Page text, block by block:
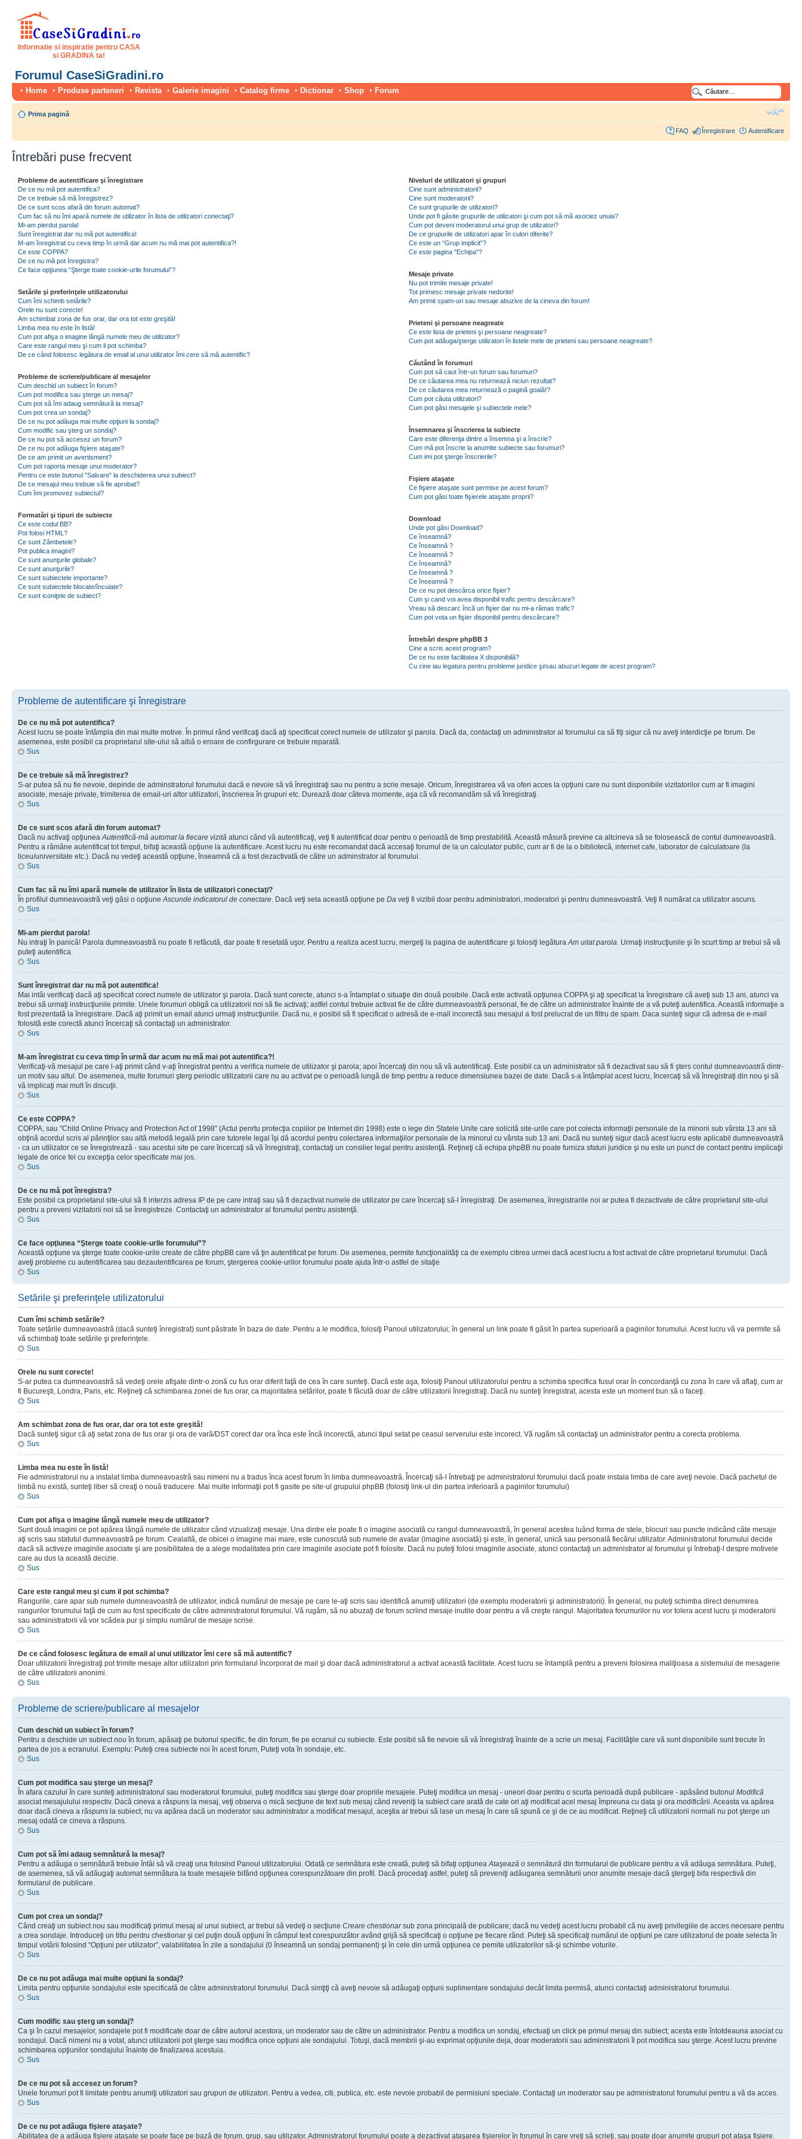
Informatie si inspiratie pentru CASA
si GRADINA ta!
Forumul CaseSiGradini.ro
Home Produse parteneri Revista Galerie imagini Catalog firme Dictionar Shop Forum
Prima pagină
FAQ Înregistrare Autentificare
Întrebări puse frecvent
Probleme de autentificare şi înregistrare
De ce nu mă pot autentifica?
De ce trebuie să mă înregistrez?
De ce sunt scos afară din forum automat?
Cum fac să nu îmi apară numele de utilizator în lista de utilizatori conectaţi?
Mi-am pierdut parola!
Sunt înregistrat dar nu mă pot autentifica!
M-am înregistrat cu ceva timp în urmă dar acum nu mă mai pot autentifica?!
Ce este COPPA?
De ce nu mă pot înregistra?
Ce face opţiunea “Şterge toate cookie-urile forumului”?
Setările şi preferinţele utilizatorului
Cum îmi schimb setările?
Orele nu sunt corecte!
Am schimbat zona de fus orar, dar ora tot este greşită!
Limba mea nu este în listă!
Cum pot afişa o imagine lângă numele meu de utilizator?
Care este rangul meu şi cum il pot schimba?
De ce când folosesc legătura de email al unui utilizator îmi cere să mă autentific?
Probleme de scriere/publicare al mesajelor
Cum deschid un subiect în forum?
Cum pot modifica sau şterge un mesaj?
Cum pot să îmi adaug semnătură la mesaj?
Cum pot crea un sondaj?
De ce nu pot adăuga mai multe opţiuni la sondaj?
Cum modific sau şterg un sondaj?
De ce nu pot să accesez un forum?
De ce nu pot adăuga fişiere ataşate?
De ce am primit un avertisment?
Cum pot raporta mesaje unui moderator?
Pentru ce este butonul "Salvare" la deschiderea unui subiect?
De ce mesajul meu trebuie să fie aprobat?
Cum îmi promovez subiectul?
Formatări şi tipuri de subiecte
Ce este codul BB?
Pot folosi HTML?
Ce sunt Zâmbetele?
Pot publica imagini?
Ce sunt anunţurile globale?
Ce sunt anunţurile?
Ce sunt subiectele importante?
Ce sunt subiectele blocate/încuiate?
Ce sunt iconiţele de subiect?
Niveluri de utilizatori şi grupuri
Cine sunt administratorii?
Cine sunt moderatorii?
Ce sunt grupurile de utilizatori?
Unde pot fi găsite grupurile de utilizatori şi cum pot să mă asociez unuia?
Cum pot deveni moderatorul unui grup de utilizatori?
De ce grupurile de utilizatori apar în culori diferite?
Ce este un “Grup implicit”?
Ce este pagina "Echipa"?
Mesaje private
Nu pot trimite mesaje private!
Tot primesc mesaje private nedorite!
Am primit spam-uri sau mesaje abuzive de la cineva din forum!
Prieteni şi persoane neagreate
Ce este lista de prieteni şi persoane neagreate?
Cum pot adăuga/şterge utilizatori în listele mele de prieteni sau persoane neagreate?
Căutând în forumuri
Cum pot să caut într-un forum sau forumuri?
De ce căutarea mea nu returnează niciun rezultat?
De ce căutarea mea returnează o pagină goală!?
Cum pot căuta utilizatori?
Cum pot găsi mesajele şi subiectele mele?
Însemnarea şi înscrierea la subiecte
Care este diferenţa dintre a însemna şi a înscrie?
Cum mă pot înscrie la anumite subiecte sau forumuri?
Cum imi pot şterge înscrierile?
Fişiere ataşate
Ce fişiere ataşate sunt permise pe acest forum?
Cum pot găsi toate fişierele ataşate proprii?
Download
Unde pot găsi Download?
Ce înseamnă?
Ce înseamnă ?
Ce înseamnă ?
Ce înseamnă?
Ce înseamnă ?
Ce înseamnă ?
De ce nu pot descărca orice fişier?
Cum şi cand voi avea disponibil trafic pentru descărcare?
Vreau să descarc încă un fişier dar nu mi-a rămas trafic?
Cum pot vota un fişier disponibil pentru descărcare?
Întrebări despre phpBB 3
Cine a scris acest program?
De ce nu este facilitatea X disponibilă?
Cu cine iau legatura pentru probleme juridice şi/sau abuzuri legate de acest program?
Probleme de autentificare şi înregistrare
De ce nu mă pot autentifica?
Acest lucru se poate întâmpla din mai multe motive. În primul rând verificaţi dacă aţi specificat corect numele de utilizator şi parola. Dacă da, contactaţi un administrator al forumului ca să fiţi sigur că nu aveţi interdicţie pe forum. De
asemenea, este posibil ca proprietarul site-ului să aibă o eroare de confirgurare ce trebuie reparată.
Sus
De ce trebuie să mă înregistrez?
S-ar putea să nu fie nevoie, depinde de adminstratorul forumului dacă e nevoie să vă înregistraţi sau nu pentru a scrie mesaje. Oricum, înregistrarea vă va oferi acces la opţiuni care nu sunt disponibile vizitatorilor cum ar fi imagini
asociate, mesaje private, trimiterea de email-uri altor utilizatori, înscrierea în grupuri etc. Durează doar câteva momente, aşa că vă recomandăm să vă înregistraţi.
Sus
De ce sunt scos afară din forum automat?
Dacă nu activaţi opţiuneaAutentifică-mă automat la fiecare vizită atunci când vă autentificaţi, veţi fi autentificat doar pentru o perioadă de timp prestabilită. Această măsură previne ca altcineva să se folosească de contul dumneavoastră.
Pentru a rămâne autentificat tot timpul, bifaţi această opţiune la autentificare. Acest lucru nu este recomandat dacă accesaţi forumul de la un calculator public, cum ar fi de la o bibliotecă, internet cafe, laborator de calculatoare (la
liceu/universitate etc.). Dacă nu vedeţi această opţiune, înseamnă că a fost dezactivată de către un adminstrator al forumului.
Sus
Cum fac să nu îmi apară numele de utilizator în lista de utilizatori conectaţi?
În profilul dumneavoastră veţi găsi o opţiuneAscunde indicatorul de conectare. Dacă veţi seta această opţiune pe Da veţi fi vizibil doar pentru administratori, moderatori şi pentru dumneavoastră. Veţi fi numărat ca utilizator ascuns.
Sus
Mi-am pierdut parola!
Nu intraţi în panică! Parola dumneavoastră nu poate fi refăcută, dar poate fi resetată uşor. Pentru a realiza acest lucru, mergeţi la pagina de autentificare şi folosiţi legăturaAm uitat parola. Urmaţi instrucţiunile şi în scurt timp ar trebui să vă
puteţi autentifica.
Sus
Sunt înregistrat dar nu mă pot autentifica!
Mai intâi verificaţi dacă aţi specificat corect numele de utilizator şi parola. Dacă sunt corecte, atunci s-a întamplat o situaţie din două posibile. Dacă este activată opţiunea COPPA şi aţi specificat la înregistrare că aveţi sub 13 ani, atunci va
trebui să urmaţi instrucţiunile primite. Unele forumuri obligă ca utilizatorii noi să fie activaţi; astfel contul trebuie activat fie de către dumneavoastră personal, fie de către un administrator înainte de a vă puteţi autentifica. Această informaţie a
fost prezentată la înregistrare. Dacă aţi primit un email atunci urmaţi instrucţiunile. Dacă nu, e posibil să fi specificat o adresă de e-mail incorectă sau mesajul a fost prelucrat de un filtru de spam. Daca sunteţi sigur că adresa de e-mail
folosită este corectă atunci încercaţi să contactaţi un administrator.
Sus
M-am înregistrat cu ceva timp în urmă dar acum nu mă mai pot autentifica?!
Verificaţi-vă mesajul pe care l-aţi primit când v-aţi înregistrat pentru a verifica numele de utilizator şi parola; apoi încercaţi din nou să vă autentificaţi. Este posibil ca un administrator să fi dezactivat sau să fi şters contul dumneavoastră dintr-
un motiv sau altul. De asemenea, multe forumuri şterg periodic utilizatorii care nu au activat pe o perioadă lungă de timp pentru a reduce dimensiunea bazei de date. Dacă s-a întâmplat acest lucru, încercaţi să vă înregistraţi din nou şi să
vă implicaţi mai mult în discuţii.
Sus
Ce este COPPA?
COPPA, sau "Child Online Privacy and Protection Act of 1998" (Actul penrtu protecţia copiilor pe Internet din 1998) este o lege din Statele Unite care solicită site-urile care pot colecta informaţii personale de la minorii sub vârsta 13 ani să
obţină acordul scris al părinţilor sau altă metodă legală prin care tutorele legal îşi dă acordul pentru colectarea informaţiilor personale de la minorul cu vârsta sub 13 ani. Dacă nu sunteţi sigur dacă acest lucru este aplicabil dumneavoastră
- ca un utilizator ce se înregistrează - sau acestui site pe care încercaţi să vă înregistraţi, contactaţi un consilier legal pentru asistenţă. Reţineţi că echipa phpBB nu poate furniza sfaturi juridice şi nu este un punct de contact pentru implicaţii
legale de orice fel cu excepţia celor specificate mai jos.
Sus
De ce nu mă pot înregistra?
Este posibil ca proprietarul site-ului să fi interzis adresa IP de pe care intraţi sau să fi dezactivat numele de utilizator pe care încercaţi să-l înregistraţi. De asemenea, înregistrarile noi ar putea fi dezactivate de către proprietarul site-ului
pentru a preveni vizitatorii noi să se înregistreze. Contactaţi un administrator al forumului pentru asistenţă.
Sus
Ce face opţiunea “Şterge toate cookie-urile forumului”?
Această opţiune va şterge toate cookie-urile create de către phpBB care vă ţin autentificat pe forum. De asemenea, permite funcţionalităţi ca de exemplu citirea urmei dacă acest lucru a fost activat de către proprietarul forumului. Dacă
aveţi probleme cu autentificarea sau dezautentificarea pe forum, ştergerea cookie-urilor forumului poate ajuta într-o astfel de sitaţie
Sus
Setările şi preferinţele utilizatorului
Cum îmi schimb setările?
Toate setările dumneavoastră (dacă sunteţi înregistrat) sunt păstrate în baza de date. Pentru a le modifica, folosiţi Panoul utilizatorului; în general un link poate fi găsit în partea superioară a paginilor forumului. Acest lucru vă va permite să
vă schimbaţi toate setările şi preferinţele.
Sus
Orele nu sunt corecte!
S-ar putea ca dumneavoastră să vedeţi orele afişate dintr-o zonă cu fus orar diferit faţă de cea în care sunteţi. Dacă este aşa, folosiţi Panoul utilizatorului pentru a schimba specifica fusul orar în concordanţă cu zona în care vă aflaţi, cum ar
fi Bucureşti, Londra, Paris, etc. Reţineţi că schimbarea zonei de fus orar, ca majoritatea setărilor, poate fi făcută doar de către utilizatorii înregistraţi. Dacă nu sunteţi înregistrat, acesta este un moment bun să o faceţi.
Sus
Am schimbat zona de fus orar, dar ora tot este greşită!
Dacă sunteţi sigur că aţi setat zona de fus orar şi ora de vară/DST corect dar ora înca este încă incorectă, atunci tipul setat pe ceasul serverului este incorect. Vă rugăm să contactaţi un administrator pentru a corecta problema.
Sus
Limba mea nu este în listă!
Fie administratorul nu a instalat limba dumneavoastră sau nimeni nu a tradus înca acest forum în limba dumneavoastră. Încercaţi să-l întrebaţi pe administratorul forumului dacă poate instala limba de care aveţi nevoie. Dacă pachetul de
limbă nu există, sunteţi liber să creaţi o nouă traducere. Mai multe informaţii pot fi gasite pe site-ul grupului phpBB (folosiţi link-ul din partea inferioară a paginilor forumului)
Sus
Cum pot afişa o imagine lângă numele meu de utilizator?
Sunt două imagini ce pot apărea lângă numele de utilizator când vizualizaţi mesaje. Una dintre ele poate fi o imagine asociată cu rangul dumneavoastră, în general acestea luând forma de stele, blocuri sau puncte indicând câte mesaje
aţi scris sau statutul dumneavoastră pe forum. Cealaltă, de obicei o imagine mai mare, este cunoscută sub numele de avatar (imagine asociată) şi este, în general, unică sau personală fiecărui utilizator. Administratorul forumului decide
dacă să activeze imaginile asociate şi are posibilitatea de a alege modalitatea prin care imaginile asociate pot fi folosite. Dacă nu puteţi folosi imaginile asociate, atunci contactaţi un administrator al forumului şi întrebaţi-l despre motivele
care au dus la această decizie.
Sus
Care este rangul meu şi cum il pot schimba?
Rangurile, care apar sub numele dumneavoastră de utilizator, indică numărul de mesaje pe care le-aţi scris sau identifică anumiţi utilizatori (de exemplu moderatorii şi administratorii). În general, nu puteţi schimba direct denumirea
rangurilor forumului faţă de cum au fost specificate de către administratorul forumului. Vă rugăm, să nu abuzaţi de forum scriind mesaje inutile doar pentru a vă creşte rangul. Majoritatea forumurilor nu vor tolera acest lucru şi moderatorii
sau administratorii vă vor scădea pur şi simplu numărul de mesaje scrise.
Sus
De ce când folosesc legătura de email al unui utilizator îmi cere să mă autentific?
Doar utilizatorii înregistraţi pot trimite mesaje altor utilizatori prin formularul încorporat de mail şi doar dacă administratorul a activat această facilitate. Acest lucru se întamplă pentru a preveni folosirea maliţioasa a sistemului de mesagerie
de către utilizatorii anonimi.
Sus
Probleme de scriere/publicare al mesajelor
Cum deschid un subiect în forum?
Pentru a deschide un subiect nou în forum, apăsaţi pe butonul specific, fie din forum, fie pe ecranul cu subiecte. Este posibil să fie nevoie să vă înregistraţi înainte de a scrie un mesaj. Facilităţile care vă sunt disponibile sunt trecute în
partea de jos a ecranului. Exemplu: Puteţi crea subiecte noi în acest forum, Puteţi vota în sondaje, etc.
Sus
Cum pot modifica sau şterge un mesaj?
În afara cazului în care sunteţi administratorul sau moderatorul forumului, puteţi modifica sau şterge doar propriile mesajele. Puteţi modifica un mesaj - uneori doar pentru o scurta perioadă după publicare - apăsând butonul Modifică
asociat mesajulului respectiv. Dacă cineva a răspuns la mesaj, veţi observa o mică secţiune de text sub mesaj când reveniţi la subiect care arată de cate ori aţi modificat acel mesaj împreuna cu data şi ora modificării. Aceasta va apărea
doar dacă cineva a răspuns la subiect; nu va apărea dacă un moderator sau administrator a modificat mesajul, aceştia ar trebui să lase un mesaj în care să spună ce şi de ce au modificat. Reţineţi că utilizatorii normali nu pot şterge un
mesaj odată ce cineva a răspuns.
Sus
Cum pot să îmi adaug semnătură la mesaj?
Pentru a adăuga o semnătură trebuie întâi să vă creaţi una folosind Panoul utilizatorului. Odată ce semnătura este creată, puteţi să bifaţi opţiuneaAtaşează o semnătură din formularul de publicare pentru a vă adăuga semnătura. Puteţi,
de asemenea, să vă adăugaţi automat semnătura la toate mesajele bifând opţiunea corespunzătoare din profil. Dacă procedaţi astfel, puteţi să preveniţi adăugarea semnăturii unor anumite mesaje dacă ştergeţi bifa respectivă din
formularul de publicare.
Sus
Cum pot crea un sondaj?
Când creaţi un subiect nou sau modificaţi primul mesaj al unui subiect, ar trebui să vedeţi o secţiune Creare chestionarsub zona principală de publicare; dacă nu vedeţi acest lucru probabil că nu aveţi privilegiile de acces necesare pentru
a crea sondaje. Introduceţi un titlu pentru chestionar şi cel puţin două opţiuni în câmpul text corespunzător având grijă să specificaţi o opţiune pe fiecare rând. Puteţi să specificaţi numărul de opţiuni pe care utilizatorul de poate selecta în
timpul votării folosind “Opţiuni per utilizator”, valabilitatea în zile a sondajului (0 înseamnă un sondaj permanent) şi în cele din urmă opţiunea ce pemite utilizatorilor să-şi schimbe voturile.
Sus
De ce nu pot adăuga mai multe opţiuni la sondaj?
Limita pentru opţiunile sondajului este specificată de către administratorul forumului. Dacă simţiţi că aveţi nevoie să adăugaţi opţiuni suplimentare sondajului decât limita permisă, atunci contactaţi administratorul forumului.
Sus
Cum modific sau şterg un sondaj?
Ca şi în cazul mesajelor, sondajele pot fi modificate doar de către autorul acestora, un moderator sau de către un administrator. Pentru a modifica un sondaj, efectuaţi un click pe primul mesaj din subiect; acesta este întotdeauna asociat cu
sondajul. Dacă nimeni nu a votat, atunci utilizatorii pot şterge sau modifica orice opţiuni ale sondajului. Totuşi, dacă membrii şi-au exprimat opţiunile deja, doar moderatorii sau administratorii îl pot modifica sau şterge. Acest lucru previne
schimbarea opţiunilor sondajului înainte de finalizarea acestuia.
Sus
De ce nu pot să accesez un forum?
Unele forumuri pot fi limitate pentru anumiţi utilizatori sau grupuri de utilizatori. Pentru a vedea, citi, publica, etc. este nevoie probabil de permisiuni speciale. Contactaţi un moderator sau pe administratorul forumului pentru a vă da acces.
Sus
De ce nu pot adăuga fişiere ataşate?
Abilitatea de a adăuga fişiere ataşate se poate face pe bază de forum, grup, sau utilizator. Administratorul forumului poate a dezactivat ataşarea fişierelor în forumul în care vreţi să scrieţi, sau poate doar anumite grupuri pot ataşa fişiere.